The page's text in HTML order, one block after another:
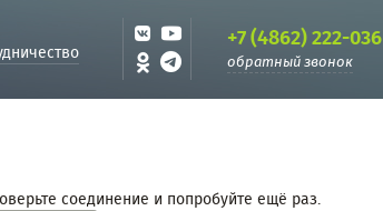
+7 (4862) 222-036
обратный звонок
соединение и попробуйте ещё раз.